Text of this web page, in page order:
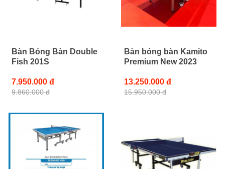
Bàn Bóng Bàn Double
Fish 201S
7.950.000 đ
9.860.000 đ
Bàn bóng bàn Kamito
Premium New 2023
13.250.000 đ
15.950.000 đ